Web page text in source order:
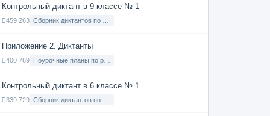
Контрольный диктант в 9 классе № 1
459 263
Приложение 2. Диктанты
400 769
Контрольный диктант в 6 классе № 1
339 729